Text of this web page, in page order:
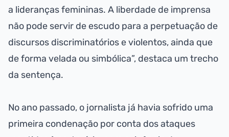
a lideranças femininas. A liberdade de imprensa
não pode servir de escudo para a perpetuação de
discursos discriminatórios e violentos, ainda que
de forma velada ou simbólica”, destaca um trecho
da sentença.
No ano passado, o jornalista já havia sofrido uma
primeira condenação por conta dos ataques